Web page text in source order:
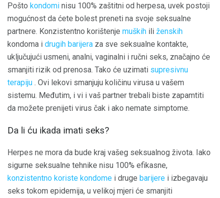
Pošto kondomi nisu 100% zaštitni od herpesa, uvek postoji
mogućnost da ćete bolest preneti na svoje seksualne
partnere. Konzistentno korištenje muških ili ženskih
kondoma i drugih barijera za sve seksualne kontakte,
uključujući usmeni, analni, vaginalni i ručni seks, značajno će
smanjiti rizik od prenosa. Tako će uzimati supresivnu
terapiju . Ovi lekovi smanjuju količinu virusa u vašem
sistemu. Međutim, i vi i vaš partner trebali biste zapamtiti
da možete prenijeti virus čak i ako nemate simptome.
Da li ću ikada imati seks?
Herpes ne mora da bude kraj vašeg seksualnog života. Iako
sigurne seksualne tehnike nisu 100% efikasne,
konzistentno koriste kondome i druge barijere i izbegavaju
seks tokom epidemija, u velikoj mjeri će smanjiti